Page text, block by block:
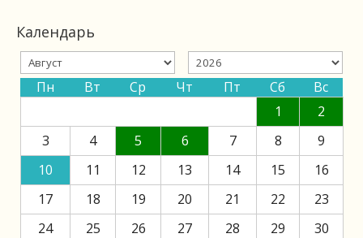
Календарь
Пн Вт Ср Чт Пт Сб
Вс
1
2
3
4 5 6 7 8
9
10
11 12 13 14 15
16
17
18 19 20 21 22
23
24
25 26 27 28 29
30